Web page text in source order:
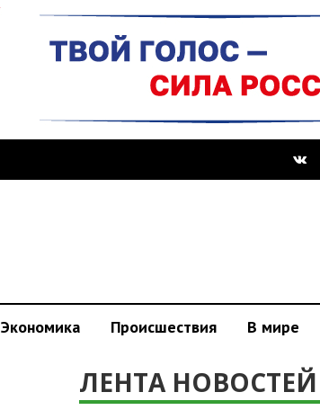
Экономика Происшествия В мире
ЛЕНТА НОВОСТЕЙ